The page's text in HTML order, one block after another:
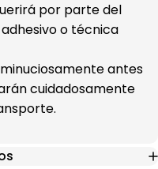
por parte del
o técnica
antes
cuidadosamente